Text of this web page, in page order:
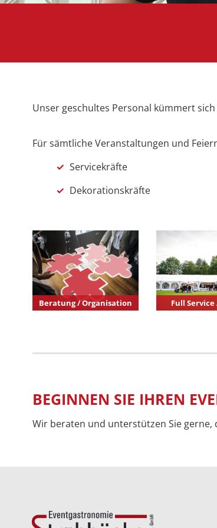
Unser geschultes Personal kümmert
Für sämtliche Veranstaltungen und
✓ Servicekräfte
✓ Dekorationskräfte
Beratung / Organisation Full
BEGINNEN SIE IHREN
Wir beraten und unterstützen Sie